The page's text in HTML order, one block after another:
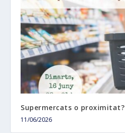
Supermercats o proximitat?
11/06/2026